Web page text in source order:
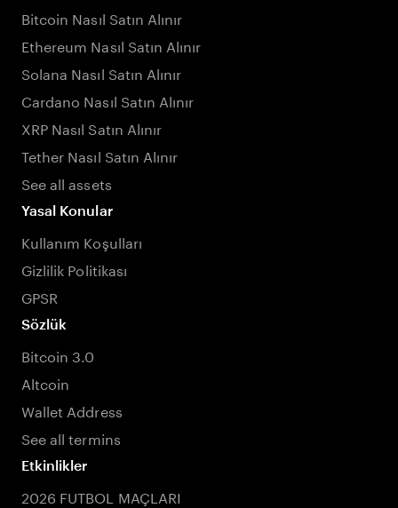
Bitcoin Nasıl Satın Alınır
Ethereum Nasıl Satın Alınır
Solana Nasıl Satın Alınır
Cardano Nasıl Satın Alınır
XRP Nasıl Satın Alınır
Tether Nasıl Satın Alınır
See all assets
Yasal Konular
Kullanım Koşulları
Gizlilik Politikası
GPSR
Sözlük
Bitcoin 3.0
Altcoin
Wallet Address
See all termins
Etkinlikler
2026 FUTBOL MAÇLARI